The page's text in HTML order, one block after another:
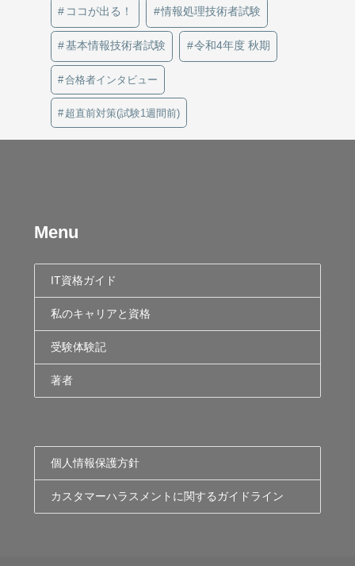
ココが出る！ 情報処理技術者試験
基本情報技術者試験 令和4年度 秋期
合格者インタビュー
超直前対策(試験1週間前)
Menu
IT資格ガイド
私のキャリアと資格
受験体験記
著者
個人情報保護方針
カスタマーハラスメントに関するガイドライン